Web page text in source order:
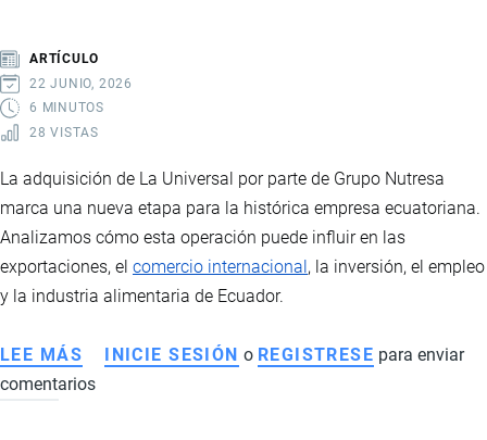
IMPULSADO
POR
MARCAS
TENDENCIAS
ARTÍCULO
22 JUNIO, 2026
6 MINUTOS
28 VISTAS
La adquisición de La Universal por parte de Grupo Nutresa
marca una nueva etapa para la histórica empresa ecuatoriana.
Analizamos cómo esta operación puede influir en las
exportaciones, el comercio internacional, la inversión, el empleo
y la industria alimentaria de Ecuador.
LEE MÁS SOBRE
GRUPO
INICIE SESIÓN o REGISTRESE para enviar
comentarios